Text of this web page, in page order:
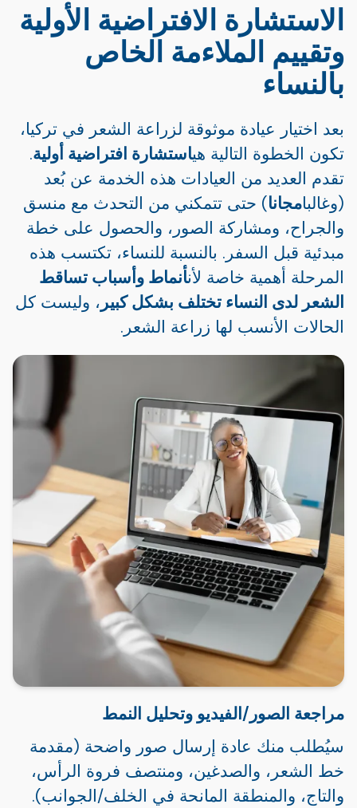
الاستشارة الافتراضية الأولية
وتقييم الملاءمة الخاص
بالنساء
بعد اختيار عيادة موثوقة لزراعة الشعر في تركيا،
تكون الخطوة التالية هياستشارة افتراضية أولية.
تقدم العديد من العيادات هذه الخدمة عن بُعد
(وغالبامجانا) حتى تتمكني من التحدث مع منسق
والجراح، ومشاركة الصور، والحصول على خطة
مبدئية قبل السفر. بالنسبة للنساء، تكتسب هذه
المرحلة أهمية خاصة لأنأنماط وأسباب تساقط
الشعر لدى النساء تختلف بشكل كبير ، وليست كل
الحالات الأنسب لها زراعة الشعر.
مراجعة الصور/الفيديو وتحليل النمط
سيُطلب منك عادة إرسال صور واضحة (مقدمة
خط الشعر، والصدغين، ومنتصف فروة الرأس،
والتاج، والمنطقة المانحة في الخلف/الجوانب).